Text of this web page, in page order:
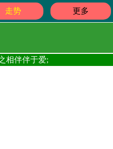
走势 更多
相伴伴于爱;